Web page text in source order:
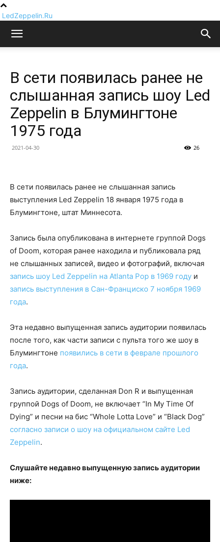
LedZeppelin.Ru
В сети появилась ранее не
слышанная запись шоу Led
Zeppelin в Блумингтоне
1975 года
2021-04-30 26
В сети появилась ранее не слышанная запись
выступления Led Zeppelin 18 января 1975 года в
Блумингтоне, штат Миннесота.
Запись была опубликована в интернете группой Dogs
of Doom, которая ранее находила и публиковала ряд
не слышанных записей, видео и фотографий, включая
запись шоу Led Zeppelin на Atlanta Pop в 1969 году и
запись выступления в Сан-Франциско 7 ноября 1969
года.
Эта недавно выпущенная запись аудитории появилась
после того, как части записи с пульта того же шоу в
Блумингтоне появились в сети в феврале прошлого
года.
Запись аудитории, сделанная Don R и выпущенная
группой Dogs of Doom, не включает “In My Time Of
Dying” и песни на бис “Whole Lotta Love” и “Black Dog”
согласно записи о шоу на официальном сайте Led
Zeppelin.
Слушайте недавно выпущенную запись аудитории
ниже: